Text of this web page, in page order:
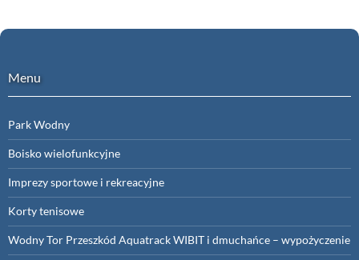
Menu
Park Wodny
Boisko wielofunkcyjne
Imprezy sportowe i rekreacyjne
Korty tenisowe
Wodny Tor Przeszkód Aquatrack WIBIT i dmuchańce – wypożyczenie